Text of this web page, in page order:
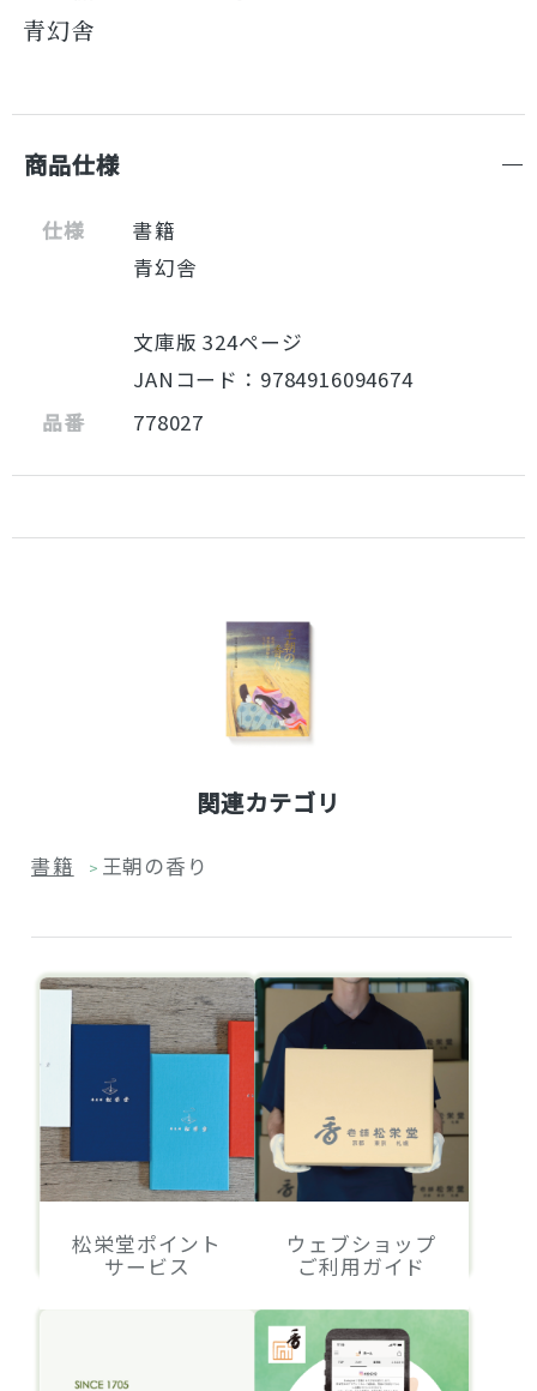
青幻舎
商品仕様
仕様
書籍
青幻舎
文庫版 324ページ
JANコード：9784916094674
品番
778027
関連カテゴリ
書籍 > 王朝の香り
松栄堂ポイント
サービス
ウェブショップ
ご利用ガイド